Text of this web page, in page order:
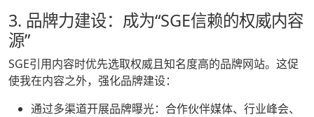
3. 品牌力建设：成为“SGE信赖的权威内容
源”
SGE引用内容时优先选取权威且知名度高的品牌网站。这促
使我在内容之外，强化品牌建设：
通过多渠道开展品牌曝光：合作伙伴媒体、行业峰会、